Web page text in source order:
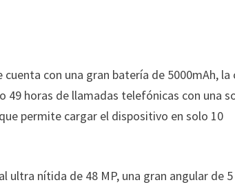
con una gran batería de 5000mAh, la
49 horas de llamadas telefónicas con una
permite cargar el dispositivo en solo 10
ultra nítida de 48 MP, una gran angular de 5